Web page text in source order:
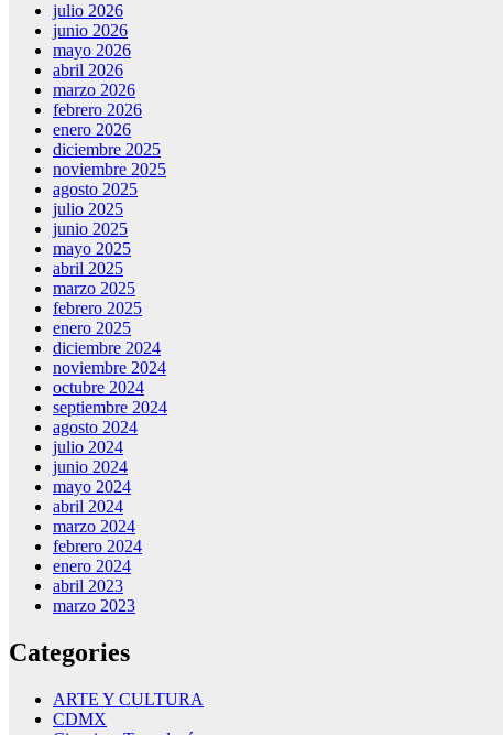
julio 2026
junio 2026
mayo 2026
abril 2026
marzo 2026
febrero 2026
enero 2026
diciembre 2025
noviembre 2025
agosto 2025
julio 2025
junio 2025
mayo 2025
abril 2025
marzo 2025
febrero 2025
enero 2025
diciembre 2024
noviembre 2024
octubre 2024
septiembre 2024
agosto 2024
julio 2024
junio 2024
mayo 2024
abril 2024
marzo 2024
febrero 2024
enero 2024
abril 2023
marzo 2023
Categories
ARTE Y CULTURA
CDMX